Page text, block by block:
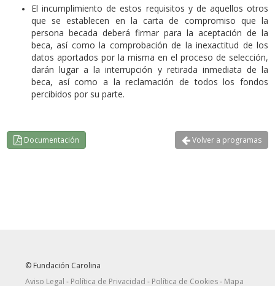
El incumplimiento de estos requisitos y de aquellos otros
que se establecen en la carta de compromiso que la
persona becada deberá firmar para la aceptación de la
beca, así como la comprobación de la inexactitud de los
datos aportados por la misma en el proceso de selección,
darán lugar a la interrupción y retirada inmediata de la
beca, así como a la reclamación de todos los fondos
percibidos por su parte.
Documentación Volver a programas
© Fundación Carolina
Aviso Legal - Política de Privacidad - Política de Cookies- Mapa